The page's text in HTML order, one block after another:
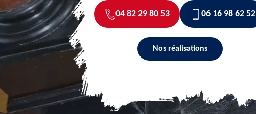
04 82 29 80 53 06 16 98 62 52
Nos réalisations